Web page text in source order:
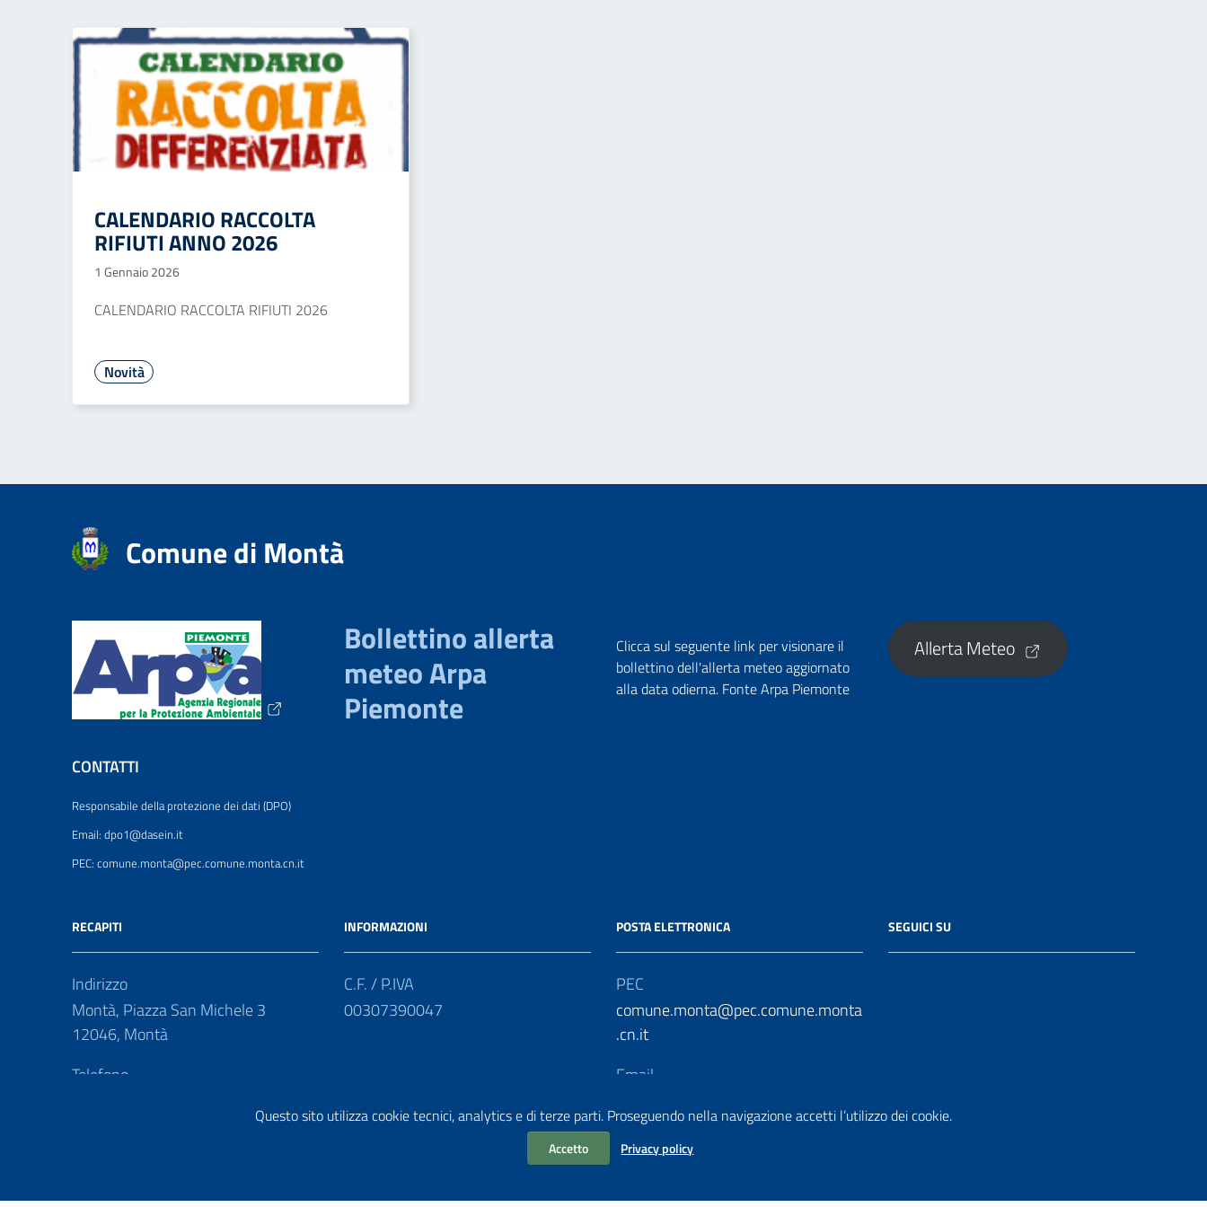
Questo sito utilizza cookie tecnici, analytics e di terze parti. Proseguendo nella navigazione accetti l’utilizzo dei cookie.
Accetto Privacy policy
CALENDARIO RACCOLTA
RIFIUTI ANNO 2026
1 Gennaio 2026
CALENDARIO RACCOLTA RIFIUTI 2026
Novità
Comune di Montà
Bollettino allerta
meteo Arpa
Piemonte
Clicca sul seguente link per visionare il
bollettino dell'allerta meteo aggiornato
alla data odierna. Fonte Arpa Piemonte
Allerta Meteo
CONTATTI
Responsabile della protezione dei dati (DPO)
Email: dpo1@dasein.it
PEC: comune.monta@pec.comune.monta.cn.it
RECAPITI
Indirizzo
Montà, Piazza San Michele 3
12046, Montà
Telefono
INFORMAZIONI
C.F. / P.IVA
00307390047
POSTA ELETTRONICA
PEC
comune.monta@pec.comune.monta
.cn.it
Email
SEGUICI SU